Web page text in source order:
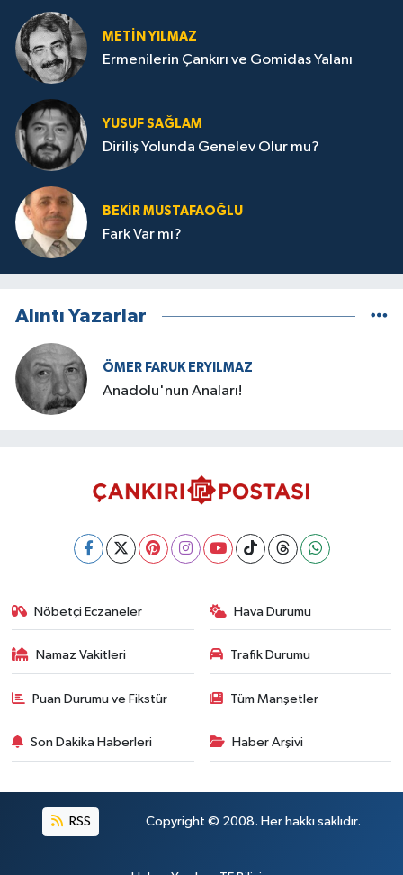
METIN YILMAZ
Ermenilerin Çankırı ve Gomidas Yalanı
YUSUF SAĞLAM
Diriliş Yolunda Genelev Olur mu?
BEKIR MUSTAFAOĞLU
Fark Var mı?
Alıntı Yazarlar
ÖMER FARUK ERYILMAZ
Anadolu'nun Anaları!
Nöbetçi Eczaneler Hava Durumu
Namaz Vakitleri Trafik Durumu
Puan Durumu ve Fikstür Tüm Manşetler
Son Dakika Haberleri Haber Arşivi
RSS Copyright © 2008. Her hakkı saklıdır.